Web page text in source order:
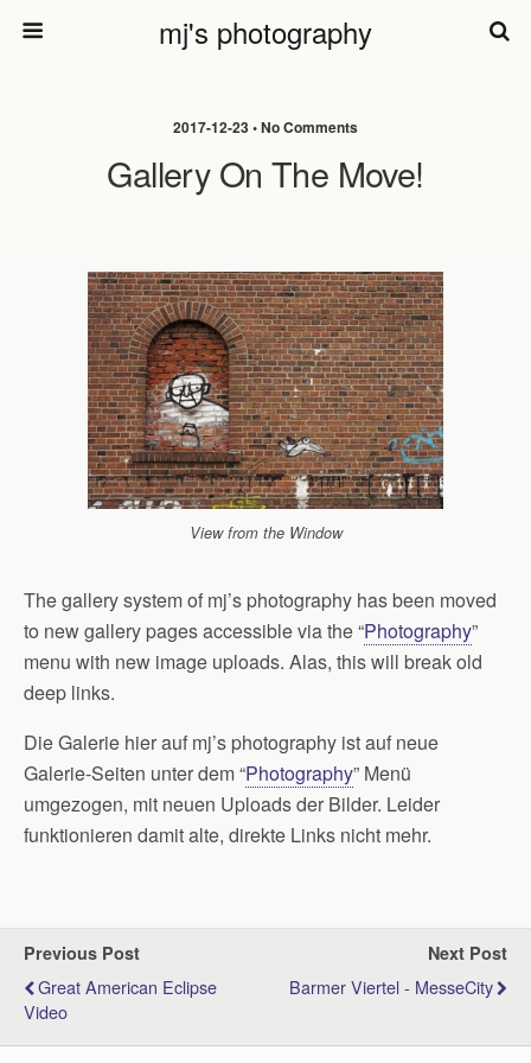
mj's photography
2017-12-23 • No Comments
Gallery On The Move!
View from the Window
The gallery system of mj’s photography has been moved
to new gallery pages accessible via the “Photography”
menu with new image uploads. Alas, this will break old
deep links.
Die Galerie hier auf mj’s photography ist auf neue
Galerie-Seiten unter dem “Photography” Menü
umgezogen, mit neuen Uploads der Bilder. Leider
funktionieren damit alte, direkte Links nicht mehr.
Previous Post
Great American Eclipse
Video
Next Post
Barmer Viertel - MesseCity